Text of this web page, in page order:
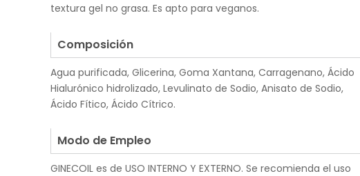
textura gel no grasa. Es apto para veganos.
Composición
Agua purificada, Glicerina, Goma Xantana, Carragenano, Ácido
Hialurónico hidrolizado, Levulinato de Sodio, Anisato de Sodio,
Ácido Fítico, Ácido Cítrico.
Modo de Empleo
GINECOIL es de USO INTERNO Y EXTERNO. Se recomienda el uso